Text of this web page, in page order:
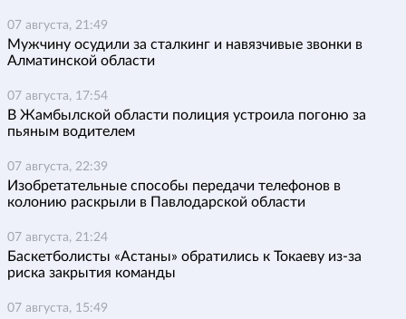
07 августа, 21:49
Мужчину осудили за сталкинг и навязчивые звонки в
Алматинской области
07 августа, 17:54
В Жамбылской области полиция устроила погоню за
пьяным водителем
07 августа, 22:39
Изобретательные способы передачи телефонов в
колонию раскрыли в Павлодарской области
07 августа, 21:24
Баскетболисты «Астаны» обратились к Токаеву из-за
риска закрытия команды
07 августа, 15:49